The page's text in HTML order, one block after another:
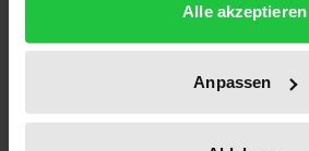
Alle akzeptieren
Anpassen
The work aims to show ways in